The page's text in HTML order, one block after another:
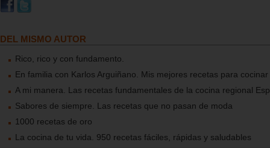
DEL MISMO AUTOR
Rico, rico y con fundamento.
En familia con Karlos Arguiñano. Mis mejores recetas para
A mi manera. Las recetas fundamentales de la cocina regional
Sabores de siempre. Las recetas que no pasan de moda
1000 recetas de oro
La cocina de tu vida. 950 recetas fáciles, rápidas y saludables